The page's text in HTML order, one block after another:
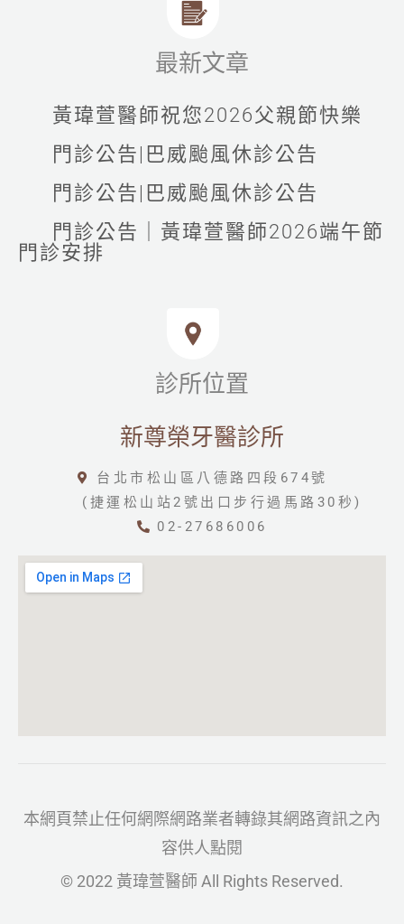
最新文章
黃瑋萱醫師祝您2026父親節快樂
門診公告|巴威颱風休診公告
門診公告|巴威颱風休診公告
門診公告｜黃瑋萱醫師2026端午節
門診安排
診所位置
新尊榮牙醫診所
台北市松山區八德路四段674號
(捷運松山站2號出口步行過馬路30秒)
02-27686006
本網頁禁止任何網際網路業者轉錄其網路資訊之內
容供人點閱
© 2022 黃瑋萱醫師 All Rights Reserved.